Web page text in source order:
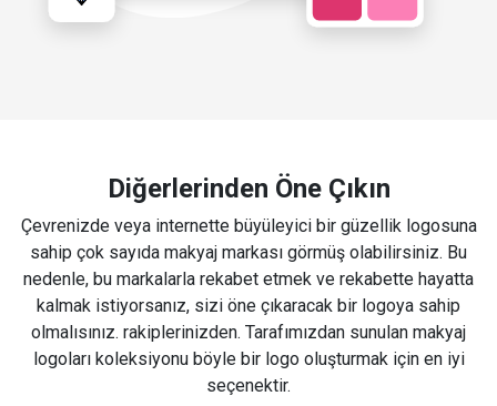
Diğerlerinden Öne Çıkın
Çevrenizde veya internette büyüleyici bir güzellik logosuna
sahip çok sayıda makyaj markası görmüş olabilirsiniz. Bu
nedenle, bu markalarla rekabet etmek ve rekabette hayatta
kalmak istiyorsanız, sizi öne çıkaracak bir logoya sahip
olmalısınız. rakiplerinizden. Tarafımızdan sunulan makyaj
logoları koleksiyonu böyle bir logo oluşturmak için en iyi
seçenektir.